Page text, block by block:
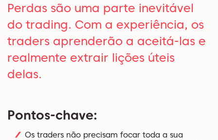
Perdas são uma parte inevitável
do trading. Com a experiência, os
traders aprenderão a aceitá-las e
realmente extrair lições úteis
delas.
Pontos-chave:
Os traders não precisam focar toda a sua